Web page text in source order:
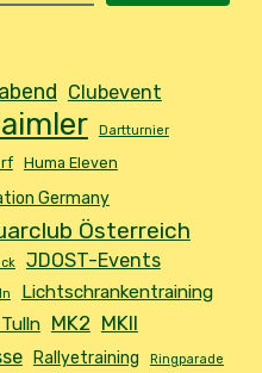
Clubevent
Dartturnier
Huma Eleven
Germany
Österreich
JDOST-Events
Lichtschrankentraining
MK2 MKII
Rallyetraining
Ringparade